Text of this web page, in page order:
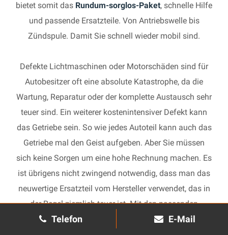
Telefon E-Mail
bietet somit das Rundum-sorglos-Paket, schnelle Hilfe
und passende Ersatzteile. Von Antriebswelle bis
Zündspule. Damit Sie schnell wieder mobil sind.
Defekte Lichtmaschinen oder Motorschäden sind für
Autobesitzer oft eine absolute Katastrophe, da die
Wartung, Reparatur oder der komplette Austausch sehr
teuer sind. Ein weiterer kostenintensiver Defekt kann
das Getriebe sein. So wie jedes Autoteil kann auch das
Getriebe mal den Geist aufgeben. Aber Sie müssen
sich keine Sorgen um eine hohe Rechnung machen. Es
ist übrigens nicht zwingend notwendig, dass man das
neuwertige Ersatzteil vom Hersteller verwendet, das in
der Regel ziemlich teuer ist. Mit den passenden
Ersatzteilen kann jedes gebrauchte Getriebe schnell